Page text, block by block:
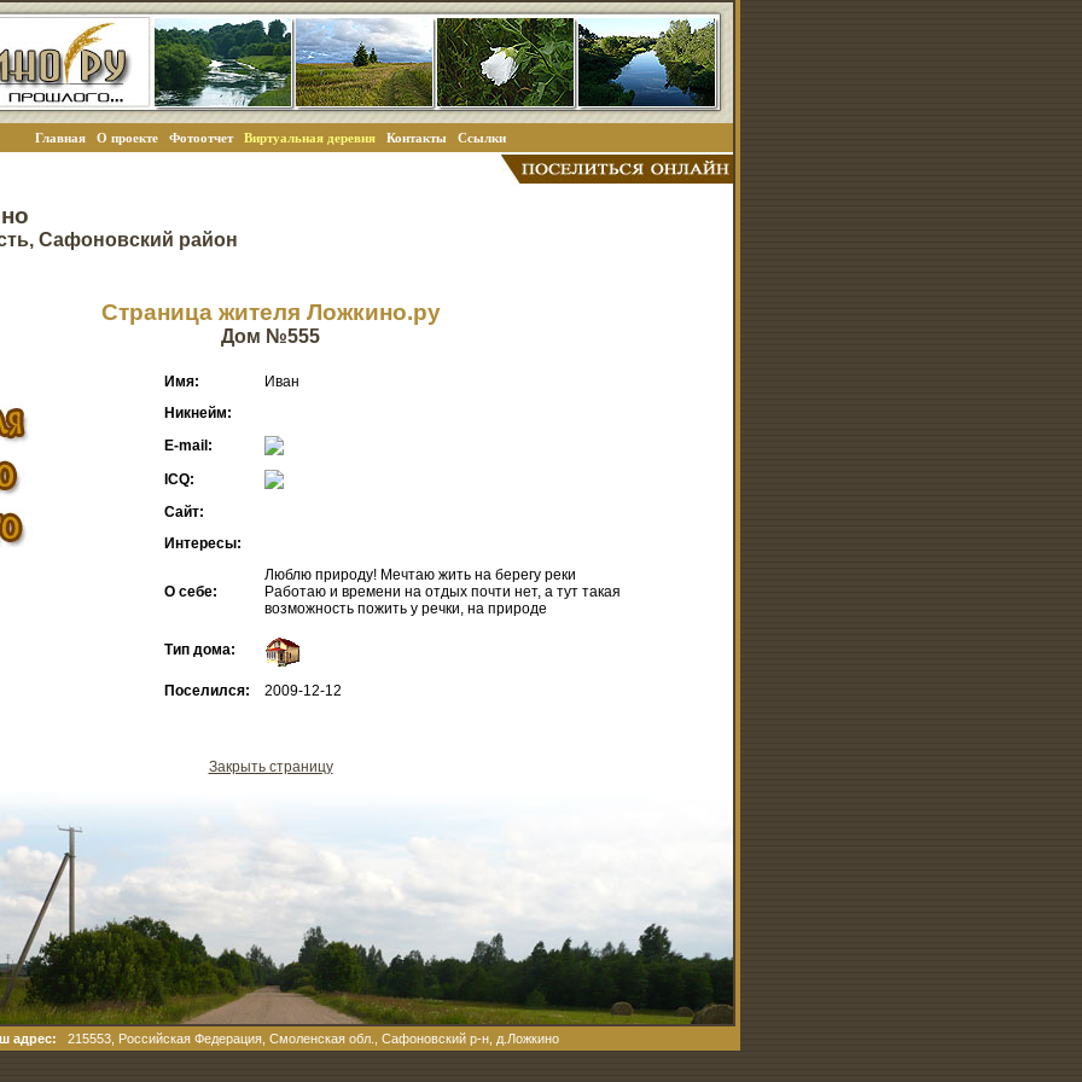
Главная О проекте Фотоотчет Виртуальная деревня Контакты Ссылки
Сафоновский район
Страница жителя Ложкино.ру
Дом №555
Имя:
Иван
Никнейм:
E-mail:
ICQ:
Сайт:
Интересы:
О себе:
Люблю природу! Мечтаю жить на берегу реки
Работаю и времени на отдых почти нет, а тут такая
возможность пожить у речки, на природе
Тип дома:
Поселился: 2009-12-12
Закрыть страницу
адрес: 215553, Российская Федерация, Смоленская обл., Сафоновский р-н, д.Ложкино